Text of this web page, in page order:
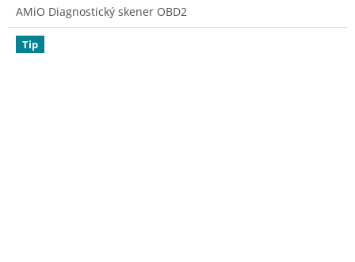
z
5
hviezdičiek.
AMiO Diagnostický skener OBD2
Tip